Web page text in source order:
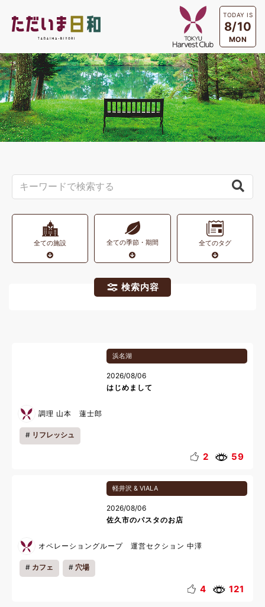
TODAY IS
8/10
MON
全ての施設 全ての季節・期間 全てのタグ
検索内容
浜名湖
2026/08/06
はじめまして
調理 山本 蓮士郎
リフレッシュ
2 59
軽井沢 & VIALA
2026/08/06
佐久市のパスタのお店
オペレーショングループ 運営セクション 中澤
カフェ 穴場
4 121